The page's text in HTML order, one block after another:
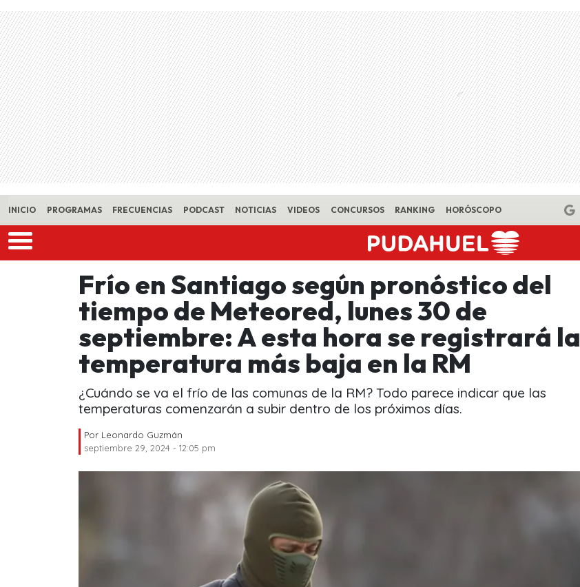
Skip to main content
INICIO PROGRAMAS FRECUENCIAS PODCAST NOTICIAS VIDEOS CONCURSOS RANKING HORÓSCOPO
Frío en Santiago según pronóstico del
tiempo de Meteored, lunes 30 de
septiembre: A esta hora se registrará la
temperatura más baja en la RM
¿Cuándo se va el frío de las comunas de la RM? Todo parece indicar que las
temperaturas comenzarán a subir dentro de los próximos días.
Por Leonardo Guzmán
septiembre 29, 2024 - 12:05 pm